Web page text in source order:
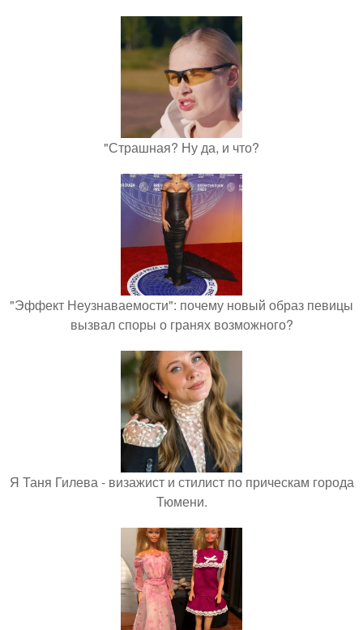
"Страшная? Ну да, и что?
"Эффект Неузнаваемости": почему новый образ певицы
вызвал споры о гранях возможного?
Я Таня Гилева - визажист и стилист по прическам города
Тюмени.